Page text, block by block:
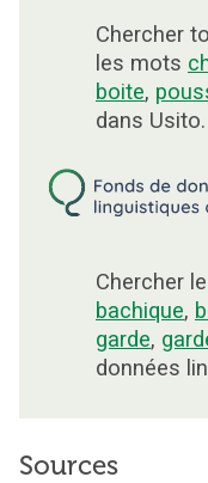
Chercher
les mots
boite,
dans Usito.
Chercher
bachique,
garde,
données
Sources